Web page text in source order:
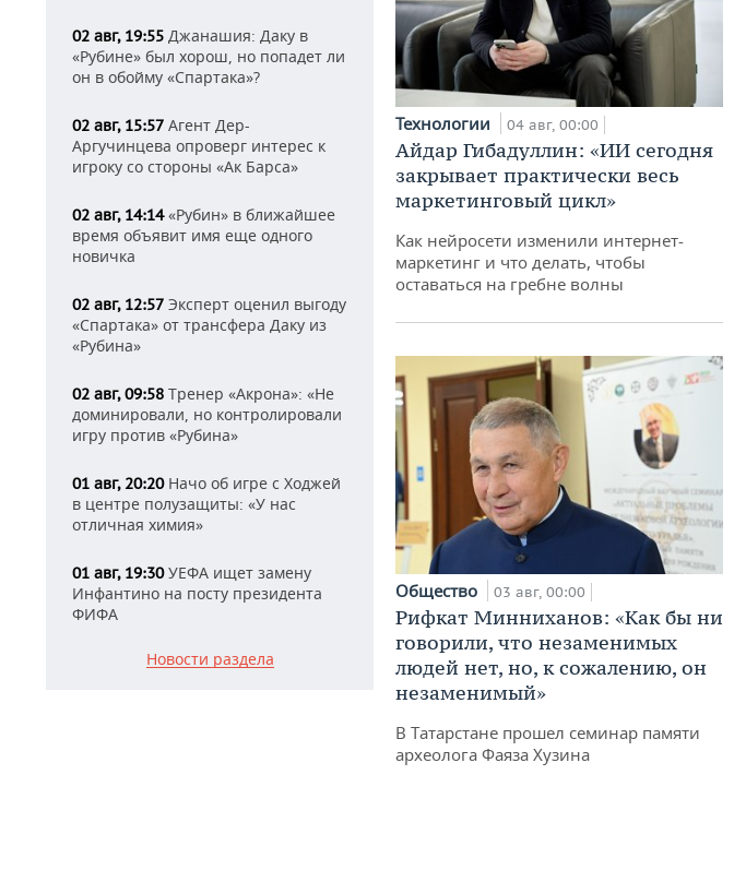
02 авг, 19:55 Джанашия: Даку в
«Рубине» был хорош, но попадет ли
он в обойму «Спартака»?
02 авг, 15:57 Агент Дер-
Аргучинцева опроверг интерес к
игроку со стороны «Ак Барса»
02 авг, 14:14«Рубин» в ближайшее
время объявит имя еще одного
новичка
02 авг, 12:57 Эксперт оценил выгоду
«Спартака» от трансфера Даку из
«Рубина»
02 авг, 09:58 Тренер «Акрона»: «Не
доминировали, но контролировали
игру против «Рубина»
01 авг, 20:20Начо об игре с Ходжей
в центре полузащиты: «У нас
отличная химия»
01 авг, 19:30УЕФА ищет замену
Инфантино на посту президента
ФИФА
Новости раздела
Технологии 04 авг, 00:00
Айдар Гибадуллин: «ИИ сегодня
закрывает практически весь
маркетинговый цикл»
Как нейросети изменили интернет-
маркетинг и что делать, чтобы
оставаться на гребне волны
Общество 03 авг, 00:00
Рифкат Минниханов: «Как бы ни
говорили, что незаменимых
людей нет, но, к сожалению, он
незаменимый»
В Татарстане прошел семинар памяти
археолога Фаяза Хузина